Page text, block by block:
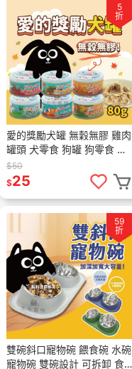
5
折
愛的獎勵犬罐 無穀無膠 雞肉
罐頭 犬零食 狗罐 狗零食 寵
物罐頭 寵物零食 80g
$50
$25
59
折
雙碗斜口寵物碗 餵食碗 水碗
寵物碗 雙碗設計 可拆卸 食